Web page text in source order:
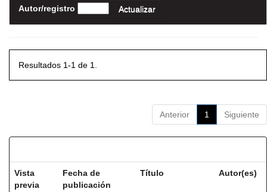
Autor/registro
Resultados 1-1 de 1.
Anterior 1 Siguiente
Vista
previa
Fecha de
publicación
Título Autor(es)